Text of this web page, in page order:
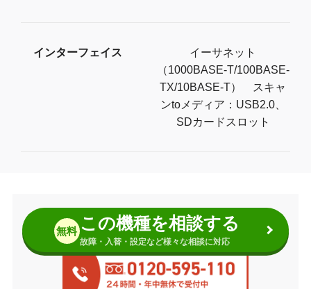
インターフェイス
イーサネット
（1000BASE-T/100BASE-
TX/10BASE-T） スキャ
ンtoメディア：USB2.0、
SDカードスロット
無料 この機種を相談する
故障・入替・設定など様々な相談に対応